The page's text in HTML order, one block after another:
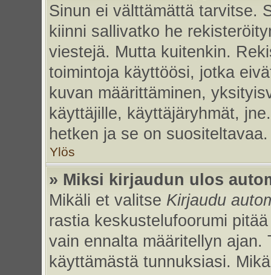
Sinun ei välttämättä tarvitse.
kiinni sallivatko he
viestejä. Mutta kuitenkin.
toimintoja käyttöösi, jotka
kuvan määrittäminen,
käyttäjille, käyttäjäryhmät,
hetken ja se on suositeltavaa.
Ylös
» Miksi kirjaudun ulos
Mikäli et valitse Kirjaudu
rastia keskustelufoorumi
vain ennalta määritellyn
käyttämästä tunnuksiasi.